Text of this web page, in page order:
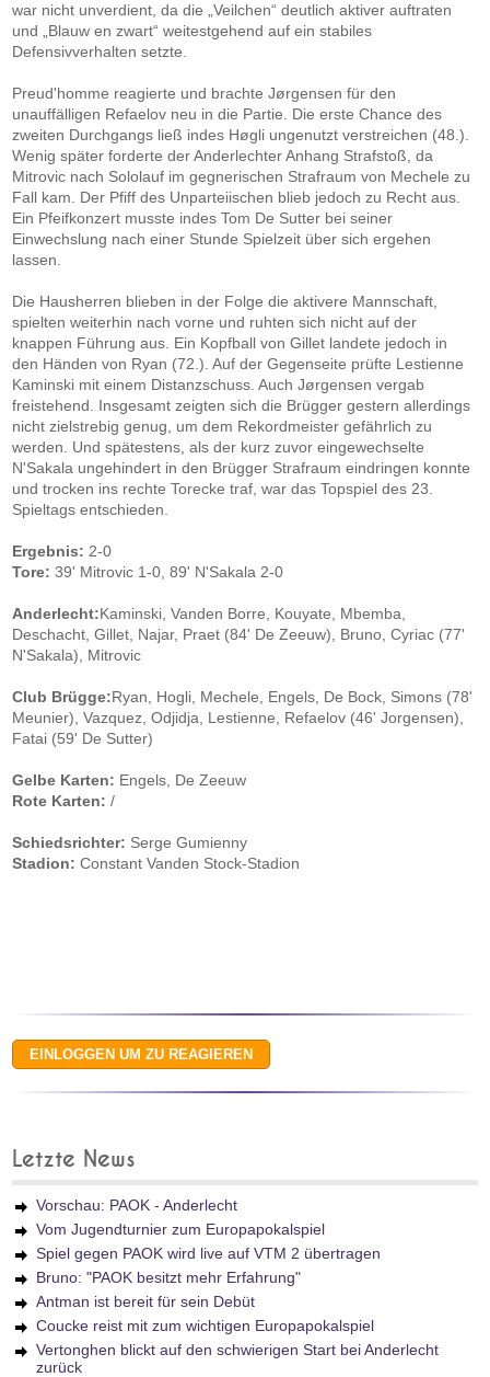
war nicht unverdient, da die „Veilchen“ deutlich aktiver auftraten
und „Blauw en zwart“ weitestgehend auf ein stabiles
Defensivverhalten setzte.
Preud'homme reagierte und brachte Jørgensen für den
unauffälligen Refaelov neu in die Partie. Die erste Chance des
zweiten Durchgangs ließ indes Høgli ungenutzt verstreichen (48.).
Wenig später forderte der Anderlechter Anhang Strafstoß, da
Mitrovic nach Sololauf im gegnerischen Strafraum von Mechele zu
Fall kam. Der Pfiff des Unparteiischen blieb jedoch zu Recht aus.
Ein Pfeifkonzert musste indes Tom De Sutter bei seiner
Einwechslung nach einer Stunde Spielzeit über sich ergehen
lassen.
Die Hausherren blieben in der Folge die aktivere Mannschaft,
spielten weiterhin nach vorne und ruhten sich nicht auf der
knappen Führung aus. Ein Kopfball von Gillet landete jedoch in
den Händen von Ryan (72.). Auf der Gegenseite prüfte Lestienne
Kaminski mit einem Distanzschuss. Auch Jørgensen vergab
freistehend. Insgesamt zeigten sich die Brügger gestern allerdings
nicht zielstrebig genug, um dem Rekordmeister gefährlich zu
werden. Und spätestens, als der kurz zuvor eingewechselte
N'Sakala ungehindert in den Brügger Strafraum eindringen konnte
und trocken ins rechte Torecke traf, war das Topspiel des 23.
Spieltags entschieden.
Ergebnis: 2-0
Tore: 39' Mitrovic 1-0, 89' N'Sakala 2-0
Anderlecht:Kaminski, Vanden Borre, Kouyate, Mbemba,
Deschacht, Gillet, Najar, Praet (84' De Zeeuw), Bruno, Cyriac (77'
N'Sakala), Mitrovic
Club Brügge:Ryan, Hogli, Mechele, Engels, De Bock, Simons (78'
Meunier), Vazquez, Odjidja, Lestienne, Refaelov (46' Jorgensen),
Fatai (59' De Sutter)
Gelbe Karten: Engels, De Zeeuw
Rote Karten: /
Schiedsrichter: Serge Gumienny
Stadion: Constant Vanden Stock-Stadion
Letzte News
Vorschau: PAOK - Anderlecht
Vom Jugendturnier zum Europapokalspiel
Spiel gegen PAOK wird live auf VTM 2 übertragen
Bruno: "PAOK besitzt mehr Erfahrung"
Antman ist bereit für sein Debüt
Coucke reist mit zum wichtigen Europapokalspiel
Vertonghen blickt auf den schwierigen Start bei Anderlecht
zurück